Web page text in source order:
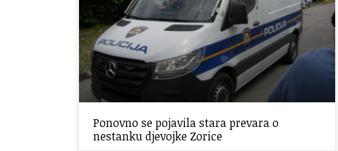
Ponovno se pojavila stara prevara o
nestanku djevojke Zorice